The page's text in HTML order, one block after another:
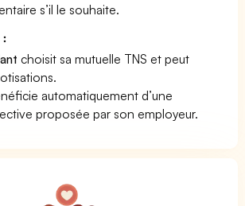
s’il le souhaite.
choisit sa mutuelle TNS et peut
automatiquement d’une
proposée par son employeur.